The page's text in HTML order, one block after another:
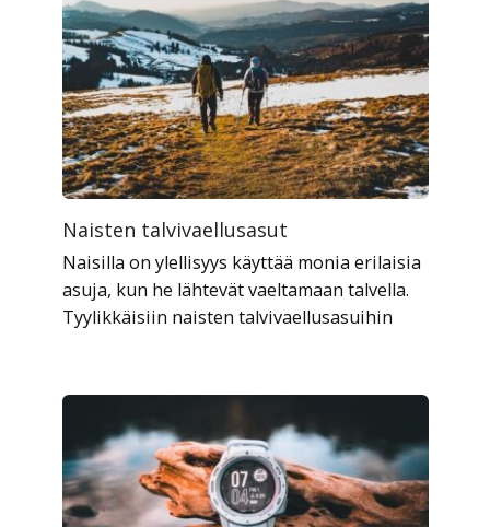
Naisten talvivaellusasut
Naisilla on ylellisyys käyttää monia erilaisia ​​
asuja, kun he lähtevät vaeltamaan talvella.
Tyylikkäisiin naisten talvivaellusasuihin